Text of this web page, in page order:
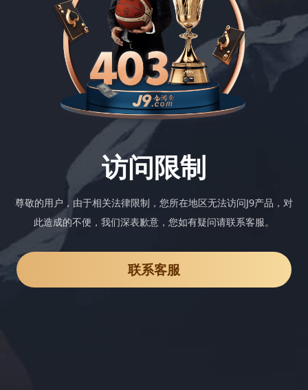
访问限制
尊敬的用户，由于相关法律限制，您所在地区无法访问J9产品，对
此造成的不便，我们深表歉意，您如有疑问请联系客服。
联系客服